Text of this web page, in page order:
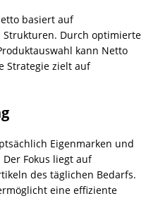
basiert auf
Strukturen. Durch optimierte
kann Netto
Strategie zielt auf
Eigenmarken und
Fokus liegt auf
des täglichen Bedarfs.
eine effiziente